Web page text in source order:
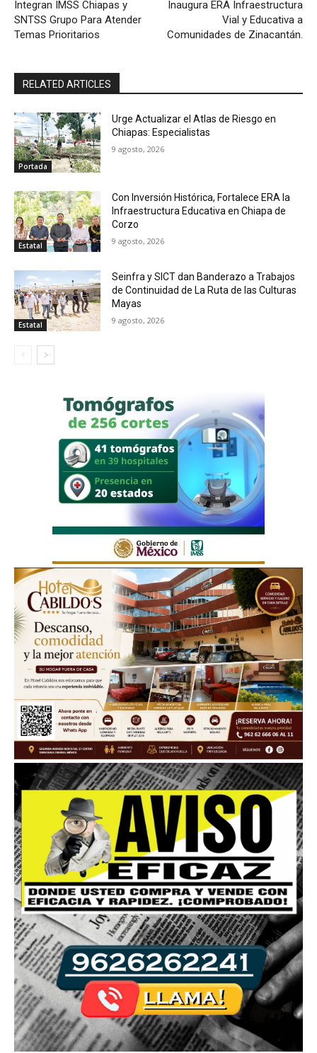
Integran IMSS Chiapas y
SNTSS Grupo Para Atender
Temas Prioritarios
Inaugura ERA Infraestructura
Vial y Educativa a
Comunidades de Zinacantán.
RELATED ARTICLES
Portada
Urge Actualizar el Atlas de Riesgo en
Chiapas: Especialistas
9 agosto, 2026
Estatal
Con Inversión Histórica, Fortalece ERA la
Infraestructura Educativa en Chiapa de
Corzo
9 agosto, 2026
Estatal
Seinfra y SICT dan Banderazo a Trabajos
de Continuidad de La Ruta de las Culturas
Mayas
9 agosto, 2026